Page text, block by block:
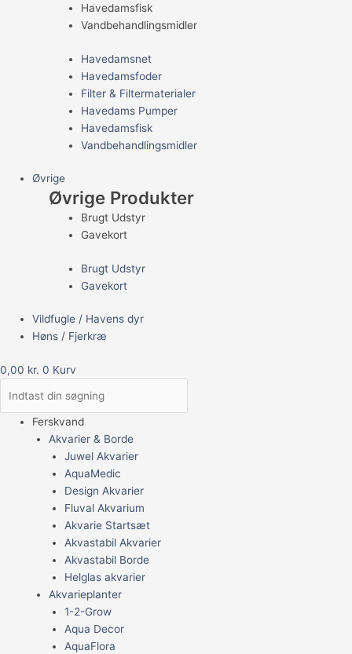
Havedamsfisk
Vandbehandlingsmidler
Havedamsnet
Havedamsfoder
Filter & Filtermaterialer
Havedams Pumper
Havedamsfisk
Vandbehandlingsmidler
Øvrige
Øvrige Produkter
Brugt Udstyr
Gavekort
Brugt Udstyr
Gavekort
Vildfugle / Havens dyr
Høns / Fjerkræ
0,00 kr. 0 Kurv
Ferskvand
Akvarier & Borde
Juwel Akvarier
AquaMedic
Design Akvarier
Fluval Akvarium
Akvarie Startsæt
Akvastabil Akvarier
Akvastabil Borde
Helglas akvarier
Akvarieplanter
1-2-Grow
Aqua Decor
AquaFlora